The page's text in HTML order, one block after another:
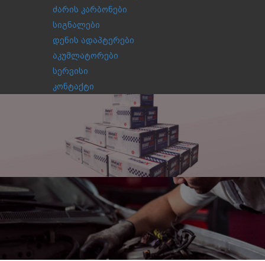
ძარის კარბონები
სიგნალები
დენის ადაპტერები
აკუმლატორები
სერვისი
კონტაქტი